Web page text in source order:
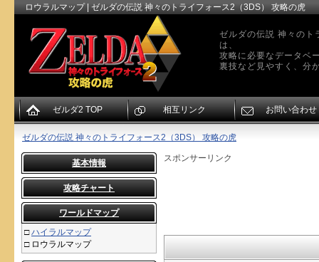
ロウラルマップ | ゼルダの伝説 神々のトライフォース2（3DS） 攻略の虎
ゼルダの伝説 神々の
は、
攻略に必要なデータベ
裏技など見やすく、分
ゼルダの伝説 神々のトライフォース2（3DS） 攻略の虎
基本情報
攻略チャート
ワールドマップ
□ハイラルマップ
□ ロウラルマップ
スポンサーリンク
ゼルダ2 TOP 相互リンク お問い合わせ